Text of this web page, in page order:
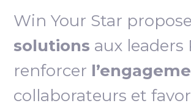
Win Your Star
solutions aux leaders
renforcer
collaborateurs et